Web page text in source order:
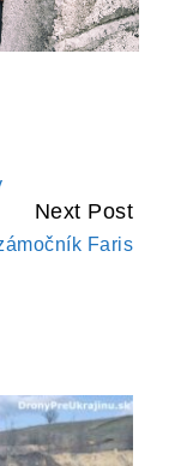
Next Post
Faris